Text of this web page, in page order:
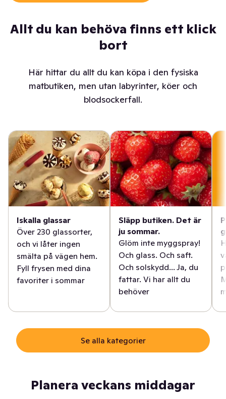
Allt du kan behöva finns ett klick
bort
Här hittar du allt du kan köpa i den fysiska
matbutiken, men utan labyrinter, köer och
blodsockerfall.
Iskalla glassar
Över 230 glassorter,
och vi låter ingen
smälta på vägen hem.
Fyll frysen med dina
favoriter i sommar
Släpp butiken. Det är
ju sommar.
Glöm inte myggspray!
Och glass. Och saft.
Och solskydd... Ja, du
fattar. Vi har allt du
behöver
Se alla kategorier
Planera veckans middagar